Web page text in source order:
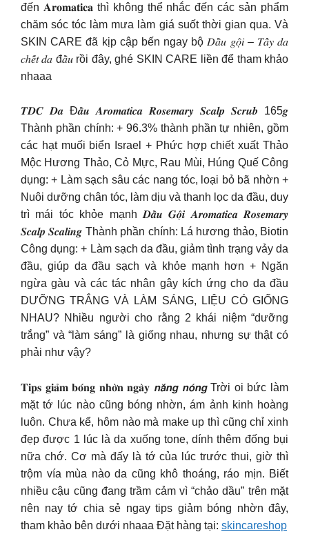
đến 𝐀𝐫𝐨𝐦𝐚𝐭𝐢𝐜𝐚 thì không thể nhắc đến các sản phẩm
chăm sóc tóc làm mưa làm giá suốt thời gian qua. Và
SKIN CARE đã kịp cập bến ngay bộ 𝐷𝑎̂̀𝑢 𝑔𝑜̣̂𝑖 – 𝑇𝑎̂̉𝑦 𝑑𝑎
𝑐ℎ𝑒̂́𝑡 𝑑𝑎 đ𝑎̂̀𝑢 rồi đây, ghé SKIN CARE liền để tham khảo
nhaaa
𝑻𝑫𝑪 𝑫𝒂 Đ𝒂̂̀𝒖 𝑨𝒓𝒐𝒎𝒂𝒕𝒊𝒄𝒂 𝑹𝒐𝒔𝒆𝒎𝒂𝒓𝒚 𝑺𝒄𝒂𝒍𝒑 𝑺𝒄𝒓𝒖𝒃 165𝒈
Thành phần chính: + 96.3% thành phần tự nhiên, gồm
các hạt muối biển Israel + Phức hợp chiết xuất Thảo
Mộc Hương Thảo, Cỏ Mực, Rau Mùi, Húng Quế Công
dụng: + Làm sạch sâu các nang tóc, loại bỏ bã nhờn +
Nuôi dưỡng chân tóc, làm dịu và thanh lọc da đầu, duy
trì mái tóc khỏe mạnh 𝑫𝒂̂̀𝒖 𝑮𝒐̣̂𝒊 𝑨𝒓𝒐𝒎𝒂𝒕𝒊𝒄𝒂 𝑹𝒐𝒔𝒆𝒎𝒂𝒓𝒚
𝑺𝒄𝒂𝒍𝒑 𝑺𝒄𝒂𝒍𝒊𝒏𝒈 Thành phần chính: Lá hương thảo, Biotin
Công dụng: + Làm sạch da đầu, giảm tình trạng vảy da
đầu, giúp da đầu sạch và khỏe mạnh hơn + Ngăn
ngừa gàu và các tác nhân gây kích ứng cho da đầu
DƯỠNG TRẮNG VÀ LÀM SÁNG, LIỆU CÓ GIỐNG
NHAU? Nhiều người cho rằng 2 khái niệm “dưỡng
trắng” và “làm sáng” là giống nhau, nhưng sự thật có
phải như vậy?
𝐓𝐢𝐩𝐬 𝐠𝐢𝐚̉𝐦 𝐛𝐨́𝐧𝐠 𝐧𝐡𝐨̛̀𝐧 𝐧𝐠𝐚̀𝐲 𝙣𝙖̆́𝙣𝙜 𝙣𝙤́𝙣𝙜 Trời oi bức làm
mặt tớ lúc nào cũng bóng nhờn, ám ảnh kinh hoàng
luôn. Chưa kể, hôm nào mà make up thì cũng chỉ xinh
đẹp được 1 lúc là da xuống tone, dính thêm đống bụi
nữa chớ. Cơ mà đấy là tớ của lúc trước thui, giờ thì
trộm vía mùa nào da cũng khô thoáng, ráo mịn. Biết
nhiều cậu cũng đang trầm cảm vì “chảo dầu” trên mặt
nên nay tớ chia sẻ ngay tips giảm bóng nhờn đây,
tham khảo bên dưới nhaaa Đặt hàng tại: skincareshop